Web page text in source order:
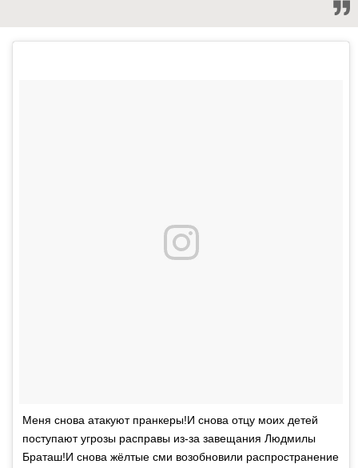
Меня снова атакуют пранкеры!И снова отцу моих детей
поступают угрозы расправы из-за завещания Людмилы
Браташ!И снова жёлтые сми возобновили распространение